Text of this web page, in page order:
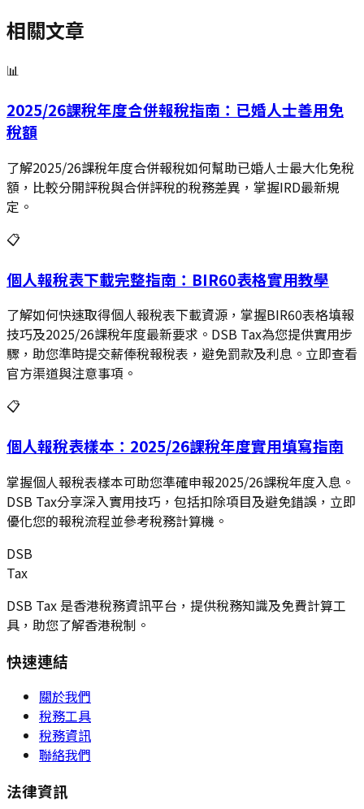
相關文章
📊
2025/26課稅年度合併報稅指南：已婚人士善用免
稅額
了解2025/26課稅年度合併報稅如何幫助已婚人士最大化免稅
額，比較分開評稅與合併評稅的稅務差異，掌握IRD最新規
定。
📋
個人報稅表下載完整指南：BIR60表格實用教學
了解如何快速取得個人報稅表下載資源，掌握BIR60表格填報
技巧及2025/26課稅年度最新要求。DSB Tax為您提供實用步
驟，助您準時提交薪俸稅報稅表，避免罰款及利息。立即查看
官方渠道與注意事項。
📋
個人報稅表樣本：2025/26課稅年度實用填寫指南
掌握個人報稅表樣本可助您準確申報2025/26課稅年度入息。
DSB Tax分享深入實用技巧，包括扣除項目及避免錯誤，立即
優化您的報稅流程並參考稅務計算機。
DSB
Tax
DSB Tax 是香港稅務資訊平台，提供稅務知識及免費計算工
具，助您了解香港稅制。
快速連結
關於我們
稅務工具
稅務資訊
聯絡我們
法律資訊